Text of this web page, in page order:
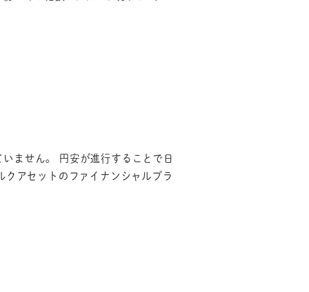
ません。 円安が進行することで日
アセットのファイナンシャルプラ